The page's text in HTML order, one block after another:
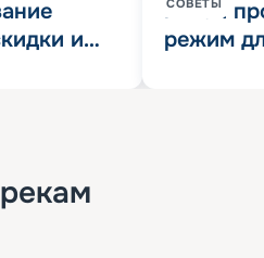
и
СОВЕТЫ
Китай
режим